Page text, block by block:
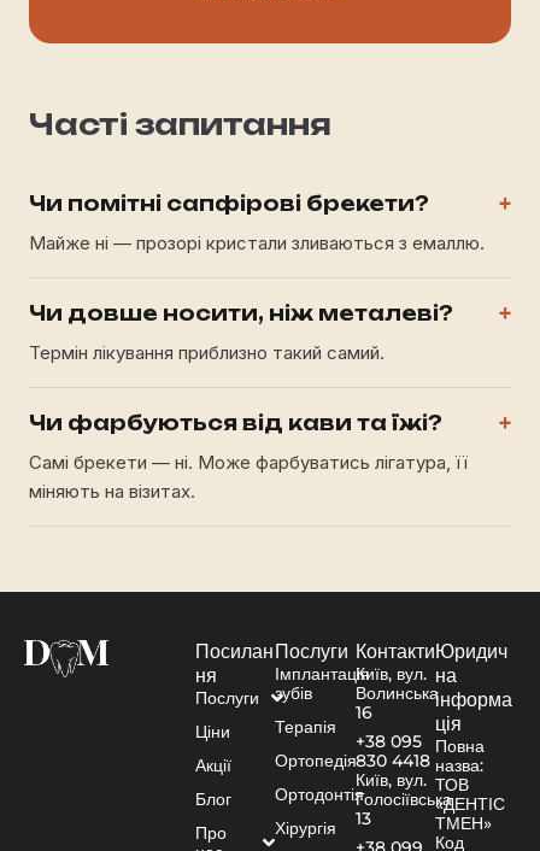
Часті запитання
Чи помітні сапфірові брекети? +
Майже ні — прозорі кристали зливаються з емаллю.
Чи довше носити, ніж металеві? +
Термін лікування приблизно такий самий.
Чи фарбуються від кави та їжі? +
Самі брекети — ні. Може фарбуватись лігатура, її
міняють на візитах.
Посилан
ня
Послуги
Ціни
Акції
Блог
Про
Послуги
Імплантація
зубів
Терапія
Ортопедія
Ортодонтія
Хірургія
Контакти
Київ, вул.
Волинська
16
+38 095
830 4418
Київ, вул.
Голосіївська
13
Юридич
на
інформа
ція
Повна
назва:
ТОВ
«ДЕНТІС
ТМЕН»
Код